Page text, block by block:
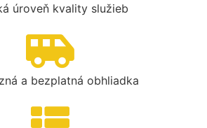
úroveň kvality služieb
a bezplatná obhliadka